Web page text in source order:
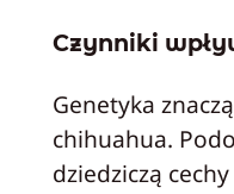
Czynniki
Genetyka
chihuahua.
dziedziczą